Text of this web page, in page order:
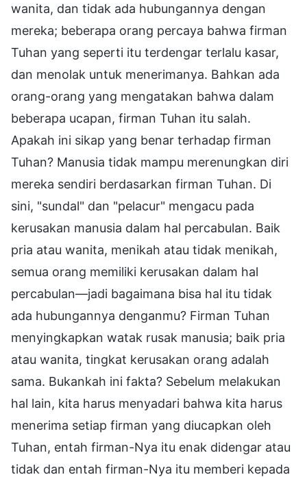
wanita, dan tidak ada hubungannya dengan
mereka; beberapa orang percaya bahwa firman
Tuhan yang seperti itu terdengar terlalu kasar,
dan menolak untuk menerimanya. Bahkan ada
orang-orang yang mengatakan bahwa dalam
beberapa ucapan, firman Tuhan itu salah.
Apakah ini sikap yang benar terhadap firman
Tuhan? Manusia tidak mampu merenungkan diri
mereka sendiri berdasarkan firman Tuhan. Di
sini, "sundal" dan "pelacur" mengacu pada
kerusakan manusia dalam hal percabulan. Baik
pria atau wanita, menikah atau tidak menikah,
semua orang memiliki kerusakan dalam hal
percabulan—jadi bagaimana bisa hal itu tidak
ada hubungannya denganmu? Firman Tuhan
menyingkapkan watak rusak manusia; baik pria
atau wanita, tingkat kerusakan orang adalah
sama. Bukankah ini fakta? Sebelum melakukan
hal lain, kita harus menyadari bahwa kita harus
menerima setiap firman yang diucapkan oleh
Tuhan, entah firman-Nya itu enak didengar atau
tidak dan entah firman-Nya itu memberi kepada